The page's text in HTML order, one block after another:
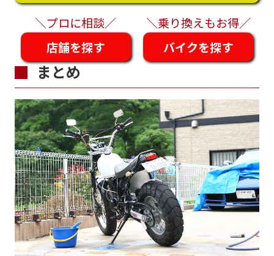
＼プロに相談／
＼乗り換えもお得／
店舗を探す
バイクを探す
まとめ